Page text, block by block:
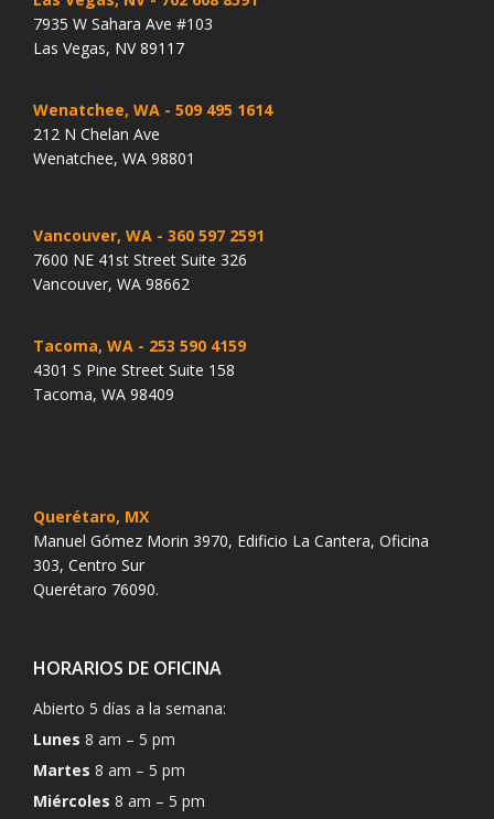
7935 W Sahara Ave #103
Las Vegas, NV 89117
Wenatchee, WA - 509 495 1614
212 N Chelan Ave
Wenatchee, WA 98801
Vancouver, WA - 360 597 2591
7600 NE 41st Street Suite 326
Vancouver, WA 98662
Tacoma, WA - 253 590 4159
4301 S Pine Street Suite 158
Tacoma, WA 98409
Querétaro, MX
Manuel Gómez Morin 3970, Edificio La Cantera, Oficina
303, Centro Sur
Querétaro 76090.
HORARIOS DE OFICINA
Abierto 5 días a la semana:
Lunes 8 am – 5 pm
Martes 8 am – 5 pm
Miércoles 8 am – 5 pm